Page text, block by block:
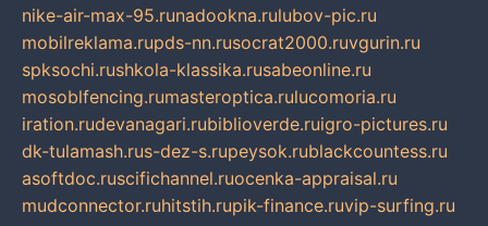
nike-air-max-95.runadookna.rulubov-pic.ru
mobilreklama.rupds-nn.rusocrat2000.ruvgurin.ru
spksochi.rushkola-klassika.rusabeonline.ru
mosoblfencing.rumasteroptica.rulucomoria.ru
iration.rudevanagari.rubiblioverde.ruigro-pictures.ru
dk-tulamash.rus-dez-s.rupeysok.rublackcountess.ru
asoftdoc.ruscifichannel.ruocenka-appraisal.ru
mudconnector.ruhitstih.rupik-finance.ruvip-surfing.ru